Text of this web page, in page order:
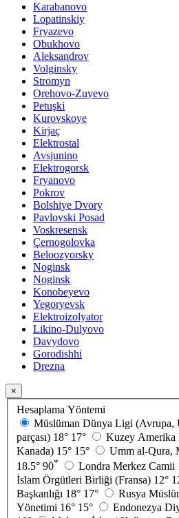
Karabanovo
Lopatinskiy
Fryazevo
Obukhovo
Aleksandrov
Volginsky
Stromyn
Orehovo-Zuyevo
Petuşki
Kurovskoye
Kirjaç
Elektrostal
Avsjunino
Elektrogorsk
Fryanovo
Pokrov
Bolshiye Dvory
Pavlovski Posad
Voskresensk
Çernogolovka
Beloozyorsky
Noginsk
Noginsk
Konobeyevo
Yegoryevsk
Elektroizolyator
Likino-Dulyovo
Davydovo
Gorodishhi
Drezna
×
Hesaplama Yöntemi
Müslüman Dünya Ligi
parçası) 18° 17°
Kuzey Amerika
Kanada) 15° 15°
Umm al-Qura,
18.5° 90* Londra Merkez Camii
İslam Örgütleri Birliği (Fransa) 12°
Başkanlığı 18° 17°
Rusya
Yönetimi 16° 15° Endonezya